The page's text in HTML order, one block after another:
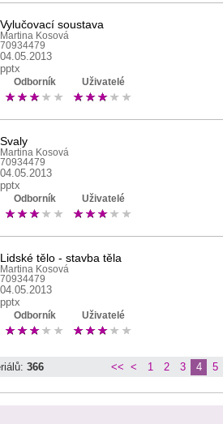
Vylučovací soustava
Martina Kosová
70934479
04.05.2013
pptx
Odborník Uživatelé
Svaly
Martina Kosová
70934479
04.05.2013
pptx
Odborník Uživatelé
Lidské tělo - stavba těla
Martina Kosová
70934479
04.05.2013
pptx
Odborník Uživatelé
366 << < 1 2 3 4 5